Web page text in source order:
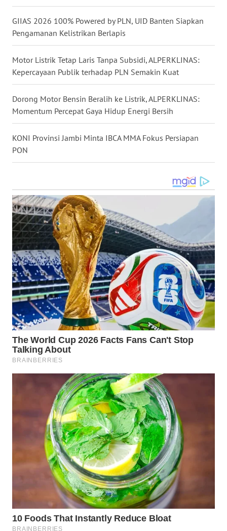
GIIAS 2026 100% Powered by PLN, UID Banten Siapkan
Pengamanan Kelistrikan Berlapis
Motor Listrik Tetap Laris Tanpa Subsidi, ALPERKLINAS:
Kepercayaan Publik terhadap PLN Semakin Kuat
Dorong Motor Bensin Beralih ke Listrik, ALPERKLINAS:
Momentum Percepat Gaya Hidup Energi Bersih
KONI Provinsi Jambi Minta IBCA MMA Fokus Persiapan
PON
WN
WN
DAIRI
DANAU
TOBA
NIAS
WN
LANGKAT
WN
TAPANULI
SELATAN
WN
TANJUNG
LESUNG
WN
KARO
WN
SIMALUNGUN
WN
LABUHANBATU
WN
WN DELI
SERDANG